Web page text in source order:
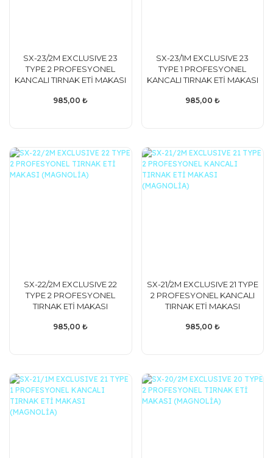
SX-23/2M EXCLUSIVE 23
TYPE 2 PROFESYONEL
KANCALI TIRNAK ETİ MAKASI
985,00 ₺
SX-23/1M EXCLUSIVE 23
TYPE 1 PROFESYONEL
KANCALI TIRNAK ETİ MAKASI
985,00 ₺
SX-22/2M EXCLUSIVE 22
TYPE 2 PROFESYONEL
TIRNAK ETİ MAKASI
985,00 ₺
SX-21/2M EXCLUSIVE 21 TYPE
2 PROFESYONEL KANCALI
TIRNAK ETİ MAKASI
985,00 ₺